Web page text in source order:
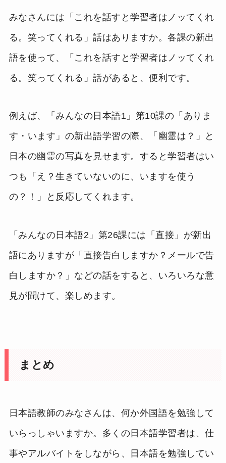
みなさんには「これを話すと学習者はノッてくれ
る。笑ってくれる」話はありますか。各課の新出
語を使って、「これを話すと学習者はノッてくれ
る。笑ってくれる」話があると、便利です。
例えば、「みんなの日本語1」第10課の「ありま
す・います」の新出語学習の際、「幽霊は？」と
日本の幽霊の写真を見せます。すると学習者はい
つも「え？生きていないのに、いますを使う
の？！」と反応してくれます。
「みんなの日本語2」第26課には「直接」が新出
語にありますが「直接告白しますか？メールで告
白しますか？」などの話をすると、いろいろな意
見が聞けて、楽しめます。
まとめ
日本語教師のみなさんは、何か外国語を勉強して
いらっしゃいますか。多くの日本語学習者は、仕
事やアルバイトをしながら、日本語を勉強してい